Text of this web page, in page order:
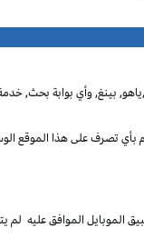
بينغ, وأي بوابة بحث,
بأي تصرف على هذا الموقع
الموبايل الموافق عليه لم